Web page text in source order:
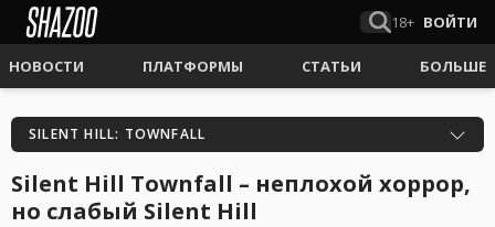
18+ ВОЙТИ
НОВОСТИ ПЛАТФОРМЫ СТАТЬИ БОЛЬШЕ
SILENT HILL: TOWNFALL
Silent Hill Townfall – неплохой хоррор,
но слабый Silent Hill